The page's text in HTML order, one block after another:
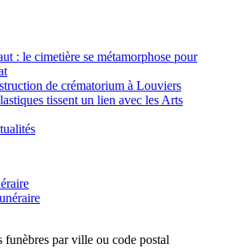
: le cimetière se métamorphose pour
de crématorium à Louviers
tissent un lien avec les Arts
funèbres par ville ou code postal